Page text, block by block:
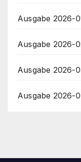
Ausgabe 2026-
Ausgabe 2026-
Ausgabe 2026-
Ausgabe 2026-